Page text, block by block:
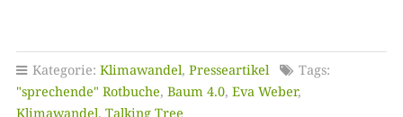
Kategorie: Klimawandel, Presseartikel
Tags:
"sprechende" Rotbuche, Baum 4.0, Eva Weber,
Klimawandel, Talking Tree